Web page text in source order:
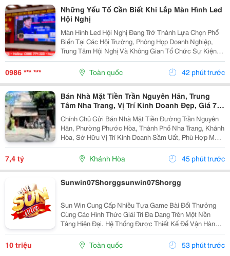
Những Yếu Tố Cần Biết Khi Lắp Màn Hình Led
Hội Nghị
Màn Hình Led Hội Nghị Đang Trở Thành Lựa Chọn Phổ
Biến Tại Các Hội Trường, Phòng Họp Doanh Nghiệp,
Trung Tâm Hội Nghị Và Không Gian Tổ Chức Sự Kiện
Nhờ Khả Năng Hiển Thị Hình Ảnh Lớn, Rõ Nét Và Ổn
Định. Tuy Nhiên, Để Lựa Chọn Được Hệ Thống...
0986 *** *** Toàn quốc 42 phút trước
Bán Nhà Mặt Tiền Trần Nguyên Hãn, Trung
Tâm Nha Trang, Vị Trí Kinh Doanh Đẹp, Giá 7,4
Tỷ
Chính Chủ Gửi Bán Nhà Mặt Tiền Đường Trần Nguyên
Hãn, Phường Phước Hòa, Thành Phố Nha Trang, Khánh
Hòa, Sở Hữu Vị Trí Kinh Doanh Sầm Uất, Phù Hợp Mở
Cửa Hàng, Văn Phòng, Showroom Hoặc Đầu Tư Cho
Thuê Lâu Dài. Thông Tin Chi Tiết. - Địa Chỉ: Số...
7,4 tỷ Khánh Hòa 45 phút trước
Sunwin07Shorggsunwin07Shorgg
Sun Win Cung Cấp Nhiều Tựa Game Bài Đổi Thưởng
Cùng Các Hình Thức Giải Trí Đa Dạng Trên Một Nền
Tảng Hiện Đại. Hệ Thống Được Thiết Kế Để Vận Hành
Ổn Định, Truy Cập Nhanh Và Tương Thích Với Nhiều
Thiết Bị. Bên Cạnh Đó, Các Tính Năng Bảo Mật Cũng
Được...
10 triệu Toàn quốc 53 phút trước